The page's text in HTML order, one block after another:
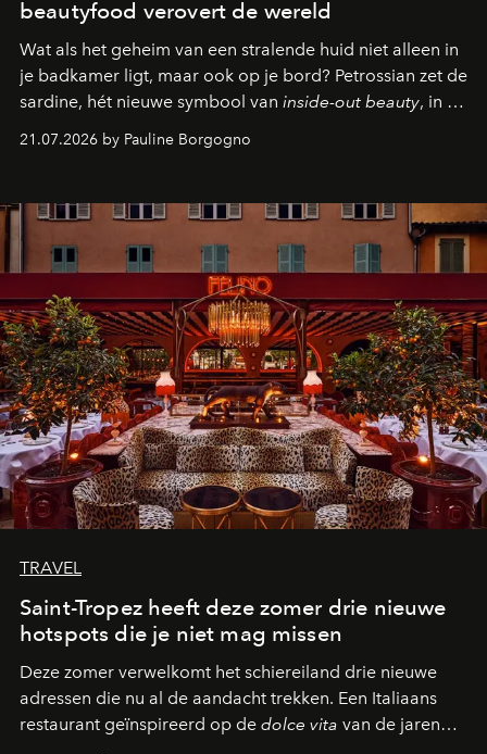
beautyfood verovert de wereld
Wat als het geheim van een stralende huid niet alleen in
je badkamer ligt, maar ook op je bord? Petrossian zet de
sardine, hét nieuwe symbool van inside-out beauty, in de
kijker met twee gastronomische creaties.
21.07.2026 by Pauline Borgogno
TRAVEL
Saint-Tropez heeft deze zomer drie nieuwe
hotspots die je niet mag missen
Deze zomer verwelkomt het schiereiland drie nieuwe
adressen die nu al de aandacht trekken. Een Italiaans
restaurant geïnspireerd op de dolce vita van de jaren